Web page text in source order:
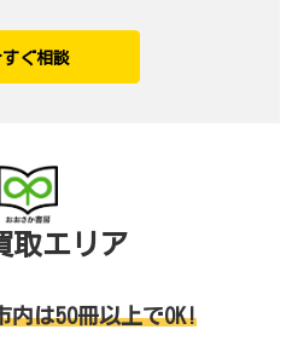
ぐ相談
取エリア
内は50冊以上でOK!